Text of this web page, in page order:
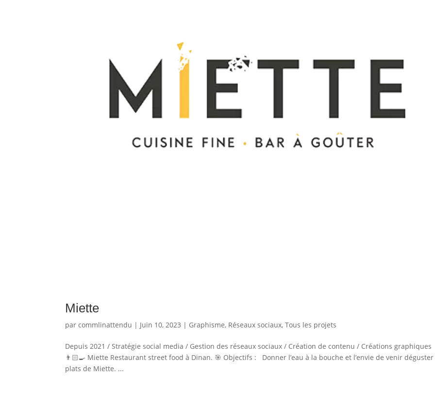
Miette
parcommlinattendu | Juin 10, 2023 | Graphisme, Réseaux sociaux,Tous les projets
Depuis 2021 / Stratégie social media / Gestion des réseaux sociaux / Création de contenu / Créations graphiques
👨🏻‍🍳 Miette Restaurant street food à Dinan. 🎯 Objectifs : Donner l’eau à la bouche et l’envie de venir
plats de Miette. ...